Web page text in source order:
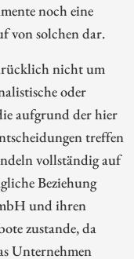
noch eine
von solchen dar.
nicht um
oder
aufgrund der hier
treffen
vollständig auf
Beziehung
und ihren
zustande, da
Unternehmen